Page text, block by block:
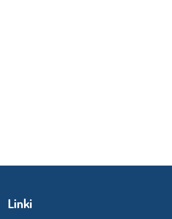
Linki